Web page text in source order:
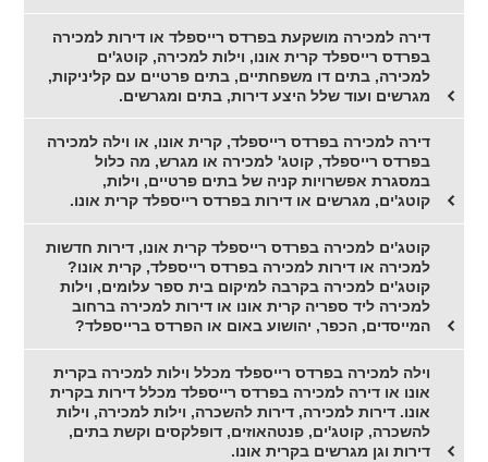
דירה למכירה מושקעת בפרדס רייספלד או דירות למכירה
בפרדס רייספלד קרית אונו, וילות למכירה, קוטג'ים
למכירה, בתים דו משפחתיים, בתים פרטיים עם קליניקות,
מגרשים ועוד שלל היצע דירות, בתים ומגרשים.
דירה למכירה בפרדס רייספלד, קרית אונו, או וילה למכירה
בפרדס רייספלד, קוטג' למכירה או מגרש, מה כלול
במסגרת אפשרויות קניה של בתים פרטיים, וילות,
קוטג'ים, מגרשים או דירות בפרדס רייספלד קרית אונו.
קוטג'ים למכירה בפרדס רייספלד קרית אונו, דירות חדשות
למכירה או דירות למכירה בפרדס רייספלד, קרית אונו?
קוטג'ים למכירה בקרבה למיקום בית ספר עלומים, וילות
למכירה ליד ספריה קרית אונו או דירות למכירה ברחוב
המייסדים, הכפר, יהושוע באום או הפרדס ברייספלד?
וילה למכירה בפרדס רייספלד מכלל וילות למכירה בקרית
אונו או דירה למכירה בפרדס רייספלד מכלל דירות בקרית
אונו. דירות למכירה, דירות להשכרה, וילות למכירה, וילות
להשכרה, קוטג'ים, פנטהאוזים, דופלקסים וקשת בתים,
דירות וגן מגרשים בקרית אונו.